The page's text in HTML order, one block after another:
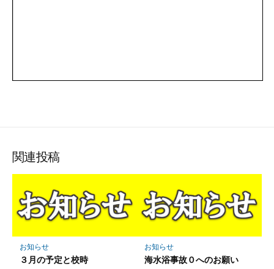
関連投稿
お知らせ
３月の予定と校時
お知らせ
海水浴事故０へのお願い